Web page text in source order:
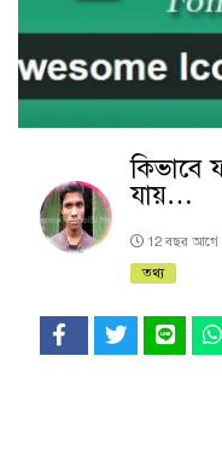
কিভাবে
যায়…
12 বছর আগে
তথ্য